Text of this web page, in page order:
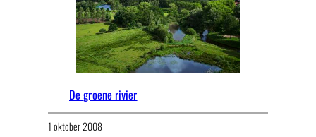
De groene rivier
1 oktober 2008